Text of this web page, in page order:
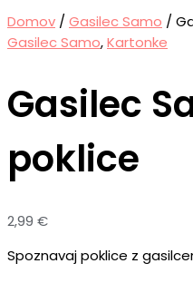
Domov / Gasilec Samo /
Gasilec Samo,Kartonke
Gasilec
poklice
2,99 €
Spoznavaj poklice z